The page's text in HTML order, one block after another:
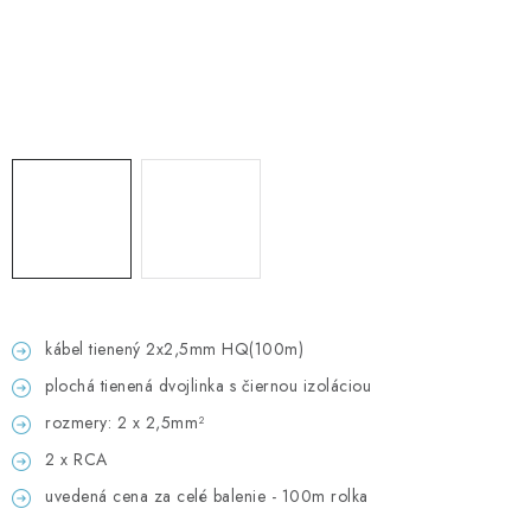
kábel tienený 2x2,5mm HQ(100m)
plochá tienená dvojlinka s čiernou izoláciou
rozmery: 2 x 2,5mm²
2 x RCA
uvedená cena za celé balenie - 100m rolka